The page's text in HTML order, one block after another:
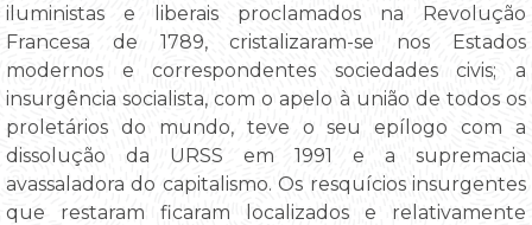
iluministas e liberais proclamados na Revolução
Francesa de 1789, cristalizaram-se nos Estados
modernos e correspondentes sociedades civis; a
insurgência socialista, com o apelo à união de todos os
proletários do mundo, teve o seu epílogo com a
dissolução da URSS em 1991 e a supremacia
avassaladora do capitalismo. Os resquícios insurgentes
que restaram ficaram localizados e relativamente